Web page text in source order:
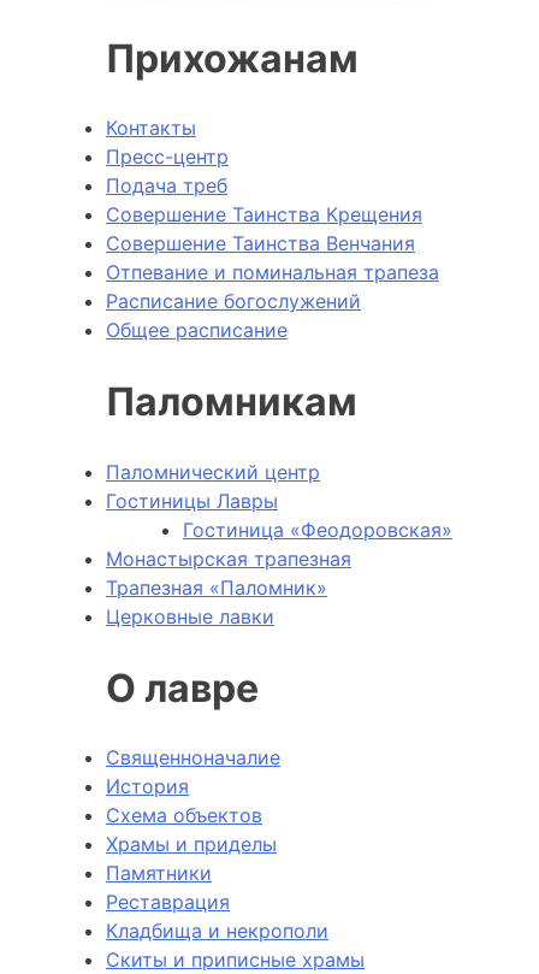
Прихожанам
Контакты
Пресс-центр
Подача треб
Совершение Таинства Крещения
Совершение Таинства Венчания
Отпевание и поминальная трапеза
Расписание богослужений
Общее расписание
Паломникам
Паломнический центр
Гостиницы Лавры
Гостиница «Феодоровская»
Монастырская трапезная
Трапезная «Паломник»
Церковные лавки
О лавре
Священноначалие
История
Схема объектов
Храмы и приделы
Памятники
Реставрация
Кладбища и некрополи
Скиты и приписные храмы